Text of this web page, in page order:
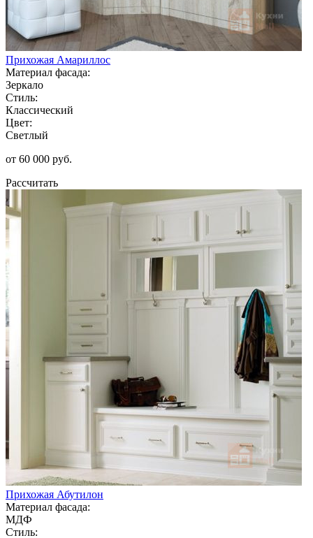
Прихожая Амариллос
Материал фасада:
Зеркало
Стиль:
Классический
Цвет:
Светлый
от 60 000 руб.
Рассчитать
Прихожая Абутилон
Материал фасада:
МДФ
Стиль: